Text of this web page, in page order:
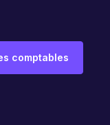
comptables